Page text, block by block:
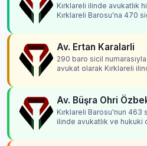
Kırklareli ilinde avukatlık
Kırklareli Barosu'na 470
Av. Ertan Karalarli
290 baro sicil
avukat olarak Kırklareli
Av. Büşra Ohri
Kırklareli Barosu'nun 463
ilinde avukatlık ve hukuki